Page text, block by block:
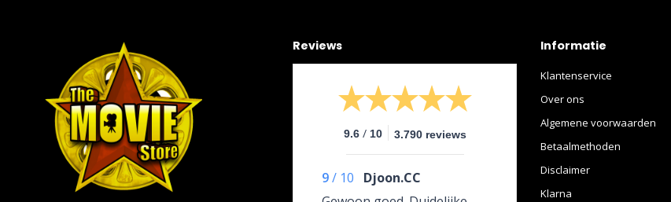
Reviews
9.6 / 10 3.790 reviews
9 / 10
Djoon.CC
Informatie
Klantenservice
Over ons
Algemene voorwaarden
Betaalmethoden
Disclaimer
Klarna